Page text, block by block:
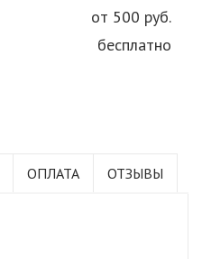
от 500 руб.
бесплатно
ОПЛАТА ОТЗЫВЫ